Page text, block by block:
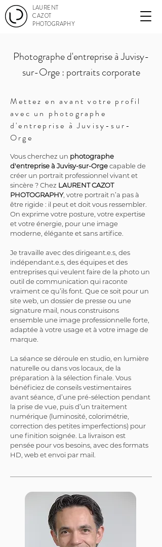
LAURENT
CAZOT
PHOTOGRAPHY
Photographe d'entreprise à Juvisy-
sur-Orge : portraits corporate
Mettez en avant votre profil
avec un photographe
d'entreprise à Juvisy-sur-
Orge
Vous cherchez un photographe
d'entreprise à Juvisy-sur-Orge capable de
créer un portrait professionnel vivant et
sincère ? Chez LAURENT CAZOT
PHOTOGRAPHY, votre portrait n’a pas à
être rigide : il peut et doit vous ressembler.
On exprime votre posture, votre expertise
et votre énergie, pour une image
moderne, élégante et sans artifice.
Je travaille avec des dirigeant.e.s, des
indépendant.e.s, des équipes et des
entreprises qui veulent faire de la photo un
outil de communication qui raconte
vraiment ce qu’ils font. Que ce soit pour un
site web, un dossier de presse ou une
signature mail, nous construisons
ensemble une image professionnelle forte,
adaptée à votre usage et à votre image de
marque.
La séance se déroule en studio, en lumière
naturelle ou dans vos locaux, de la
préparation à la sélection finale. Vous
bénéficiez de conseils vestimentaires
avant séance, d’une pré-sélection pendant
la prise de vue, puis d’un traitement
numérique (luminosité, colorimétrie,
correction des petites imperfections) pour
une finition soignée. La livraison est
pensée pour vos besoins, avec des formats
HD, web et envoi par mail.